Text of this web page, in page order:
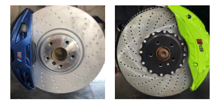
комплект 19Z
Гоночные задние 4
поршня Тормозной
суппорт BMW Audi
Benz
18Z 4pot Суппорт
заднего тормоза
Подходит для Toyota,
Audi, Honda,
Volkswagen, Infiniti